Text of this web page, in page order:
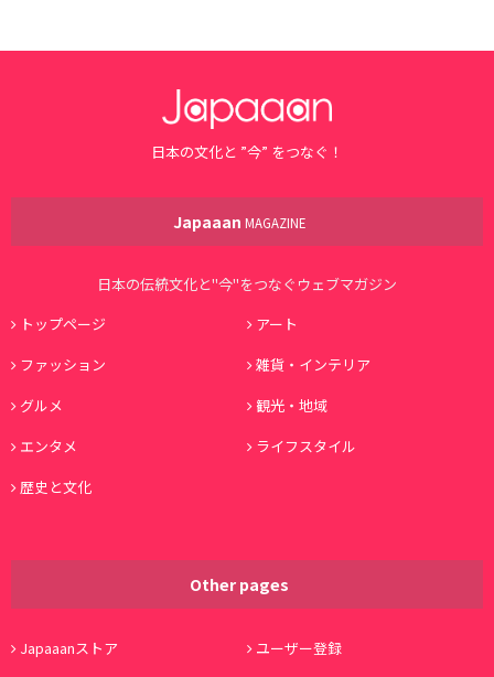
日本の文化と ”今” をつなぐ！
Japaaan MAGAZINE
日本の伝統文化と"今"をつなぐウェブマガジン
トップページ
アート
ファッション
雑貨・インテリア
グルメ
観光・地域
エンタメ
ライフスタイル
歴史と文化
Other pages
Japaaanストア ユーザー登録